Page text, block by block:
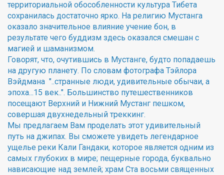
территориальной обособленности культура Тибета
сохранилась достаточно ярко. На религию Мустанга
оказало значительное влияние учение бон, в
результате чего буддизм здесь оказался смешан с
магией и шаманизмом.
Говорят, что, очутившись в Мустанге, будто попадаешь
на другую планету. По словам фотографа Тэйлора
Вэйдмана "..странные люди, удивительные обычаи, а
эпоха...15 век..". Большинство путешественников
посещают Верхний и Нижний Мустанг пешком,
совершая двухнедельный треккинг.
Мы предлагаем Вам проделать этот удивительный
путь на джипах. Вы сможете увидеть легендарное
ущелье реки Кали Гандаки, которое является одним из
самых глубоких в мире; пещерные города, буквально
нависающие над землей; храм Ста восьми священных